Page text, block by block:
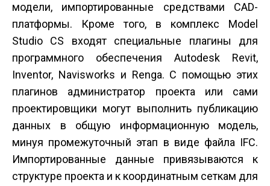
модели, импортированные средствами CAD­
платформы. Кроме того, в комплекс Model
Studio CS входят специальные плагины для
программного обеспечения Autodesk Revit,
Inventor, Navisworks и Renga. С помощью этих
плагинов администратор проекта или сами
проектировщики могут выполнить публикацию
данных в общую информационную модель,
минуя промежуточный этап в виде файла IFC.
Импортированные данные привязываются к
структуре проекта и к координатным сеткам для